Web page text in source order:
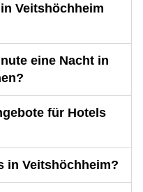
Veitshöchheim
eine Nacht in
für Hotels
in Veitshöchheim?